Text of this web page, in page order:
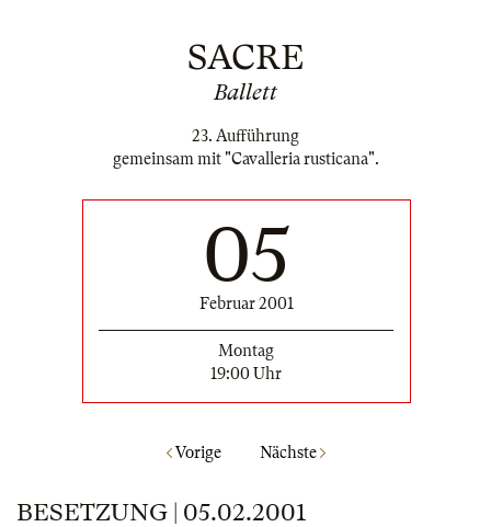
SACRE
Ballett
23. Aufführung
gemeinsam mit "Cavalleria rusticana".
05
Februar 2001
Montag
19:00 Uhr
Vorige Nächste
BESETZUNG | 05.02.2001